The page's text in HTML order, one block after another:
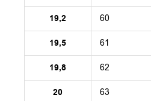
19,2 60
19,5 61
19,8 62
20 63